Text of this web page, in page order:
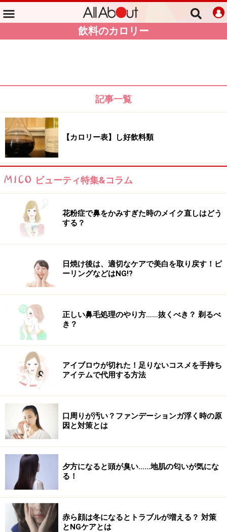
飲料のカロリー
記事一覧
【カロリー表】し好飲料類
ビューティ特集&コラム
花粉症で鼻をかみすぎた時のメイク直しはどう
する？
日焼け後は、適切なケアで美白を取り戻す！ピ
ーリングなどはNG!?
正しい鼻毛処理のやり方……抜くべき？ 剃るべ
き？
アイブロウが切れた！足りないコスメを手持ち
アイテムで代用する方法
口周りが汚い？ファンデーションガ浮く時の原
因と対策とは
夕方になると頭が臭い……地肌の匂いが気にな
る！
赤ら顔は冬になるとトラブルが増える？ 対策
とNGケアとは